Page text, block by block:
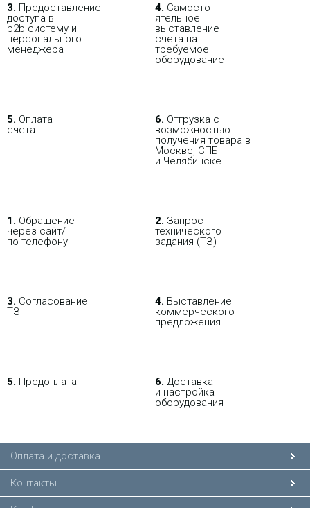
3. Пре­до­ста­вле­ние
доступа в
b2b систему и
персо­нального
мене­джера
4. Само­сто­-
ятель­ное
выставление
счета на
требуемое
оборудование
5. Оплата
счета
6. Отгрузка с
возможностью
получения товара в
Москве, СПБ
и Челябинске
1. Обращение
через сайт/
по телефону
2. Запрос
технического
задания (ТЗ)
3. Согласование
ТЗ
4. Выставление
коммерческого
предложения
5. Предоплата 6. Доставка
и настройка
оборудования
Оплата и доставка
Контакты